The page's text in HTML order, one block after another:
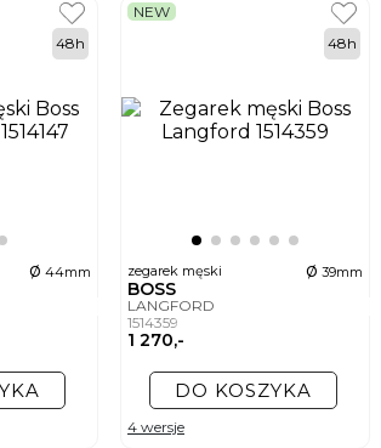
ø 44mm
48h
zegarek męski ø 39mm
BOSS
LANGFORD
1514359
1 270,-
NEW
48h
DO KOSZYKA
4 wersje